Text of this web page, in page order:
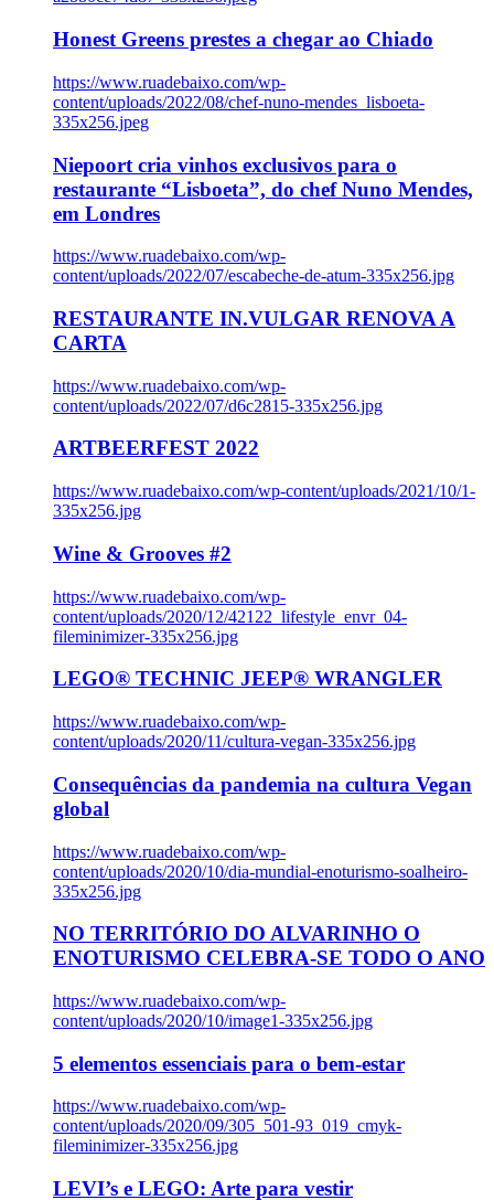
Honest Greens prestes a chegar ao Chiado
https://www.ruadebaixo.com/wp-
content/uploads/2022/08/chef-nuno-mendes_lisboeta-
335x256.jpeg
Niepoort cria vinhos exclusivos para o
restaurante “Lisboeta”, do chef Nuno Mendes,
em Londres
https://www.ruadebaixo.com/wp-
content/uploads/2022/07/escabeche-de-atum-335x256.jpg
RESTAURANTE IN.VULGAR RENOVA A
CARTA
https://www.ruadebaixo.com/wp-
content/uploads/2022/07/d6c2815-335x256.jpg
ARTBEERFEST 2022
https://www.ruadebaixo.com/wp-content/uploads/2021/10/1-
335x256.jpg
Wine & Grooves #2
https://www.ruadebaixo.com/wp-
content/uploads/2020/12/42122_lifestyle_envr_04-
fileminimizer-335x256.jpg
LEGO® TECHNIC JEEP® WRANGLER
https://www.ruadebaixo.com/wp-
content/uploads/2020/11/cultura-vegan-335x256.jpg
Consequências da pandemia na cultura Vegan
global
https://www.ruadebaixo.com/wp-
content/uploads/2020/10/dia-mundial-enoturismo-soalheiro-
335x256.jpg
NO TERRITÓRIO DO ALVARINHO O
ENOTURISMO CELEBRA-SE TODO O ANO
https://www.ruadebaixo.com/wp-
content/uploads/2020/10/image1-335x256.jpg
5 elementos essenciais para o bem-estar
https://www.ruadebaixo.com/wp-
content/uploads/2020/09/305_501-93_019_cmyk-
fileminimizer-335x256.jpg
LEVI’s e LEGO: Arte para vestir